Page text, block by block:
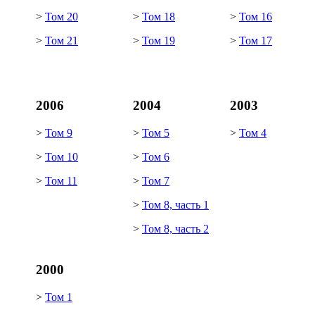
> Том 20
> Том 21
> Том 18
> Том 19
> Том 16
> Том 17
2006
> Том 9
> Том 10
> Том 11
2004
> Том 5
> Том 6
> Том 7
> Том 8, часть 1
> Том 8, часть 2
2003
> Том 4
2000
> Том 1